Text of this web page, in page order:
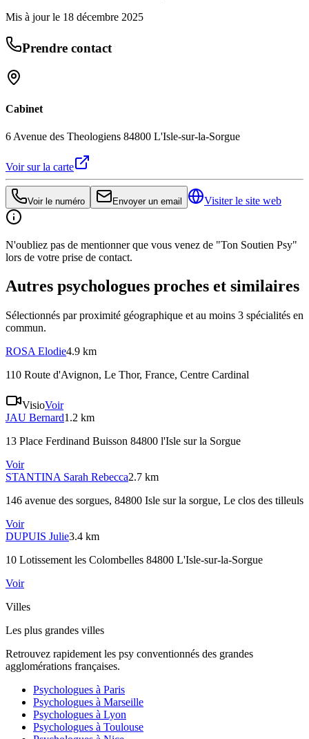
Mis à jour le 18 décembre 2025
Prendre contact
Cabinet
6 Avenue des Theologiens 84800 L'Isle-sur-la-Sorgue
Voir sur la carte
Voir le numéro Envoyer un email Visiter le site web
N'oubliez pas de mentionner que vous venez de "Ton Soutien Psy"
lors de votre prise de contact.
Autres psychologues proches et similaires
Sélectionnés par proximité géographique et au moins 3 spécialités en
commun.
ROSA Elodie4.9 km
110 Route d'Avignon, Le Thor, France, Centre Cardinal
VisioVoir
JAU Bernard1.2 km
13 Place Ferdinand Buisson 84800 l'Isle sur la Sorgue
Voir
STANTINA Sarah Rebecca2.7 km
146 avenue des sorgues, 84800 Isle sur la sorgue, Le clos des tilleuls
Voir
DUPUIS Julie3.4 km
10 Lotissement les Colombelles 84800 L'Isle-sur-la-Sorgue
Voir
Villes
Les plus grandes villes
Retrouvez rapidement les psy conventionnés des grandes
agglomérations françaises.
Psychologues à Paris
Psychologues à Marseille
Psychologues à Lyon
Psychologues à Toulouse